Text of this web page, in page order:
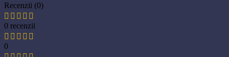
Recenzii (0)
0 recenzii
0